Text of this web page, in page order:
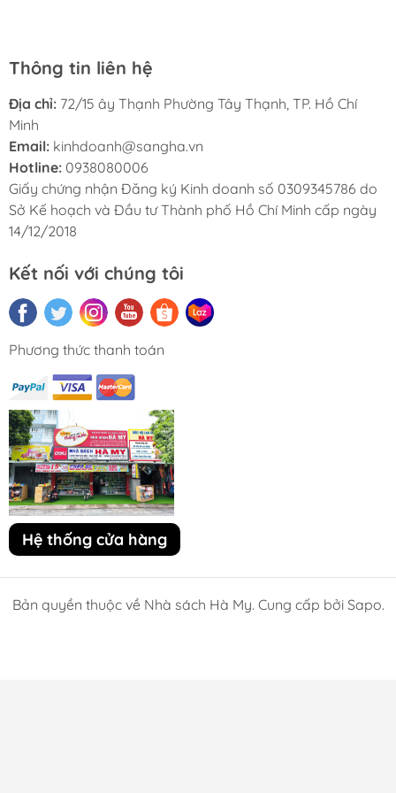
Thông tin liên hệ
Địa chỉ: 72/15 ây Thạnh Phường Tây Thạnh, TP. Hồ Chí
Minh
Email: kinhdoanh@sangha.vn
Hotline: 0938080006
Giấy chứng nhận Đăng ký Kinh doanh số 0309345786 do
Sở Kế hoạch và Đầu tư Thành phố Hồ Chí Minh cấp ngày
14/12/2018
Kết nối với chúng tôi
Phương thức thanh toán
Hệ thống cửa hàng
Bản quyền thuộc về Nhà sách Hà My. Cung cấp bởi Sapo.